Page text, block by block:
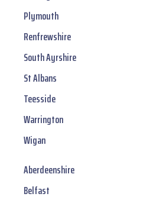
Plymouth
Renfrewshire
South Ayrshire
St Albans
Teesside
Warrington
Wigan
Aberdeenshire
Belfast